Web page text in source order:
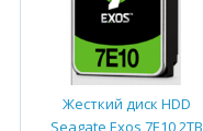
Жесткий диск HDD
Seagate Exos 7E10 2TB